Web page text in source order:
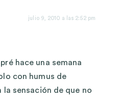
julio 9, 2010 a las 2:52 pm
hace una semana
con humus de
la sensación de que no